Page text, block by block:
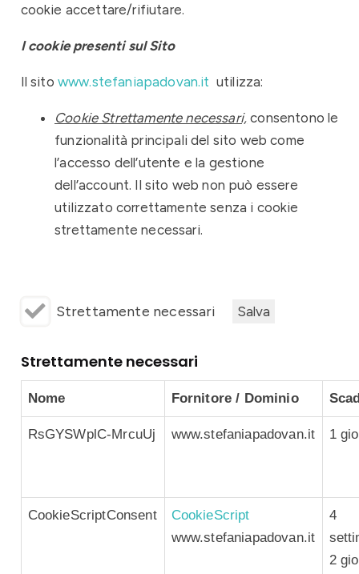
cookie accettare/rifiutare.
I cookie presenti sul Sito
Il sito www.stefaniapadovan.it utilizza:
Cookie Strettamente necessari, consentono le
funzionalità principali del sito web come
l’accesso dell’utente e la gestione
dell’account. Il sito web non può essere
utilizzato correttamente senza i cookie
strettamente necessari.
Strettamente necessari Salva
Strettamente necessari
Nome Fornitore / Dominio
RsGYSWplC-MrcuUj www.stefaniapadovan.it 1
CookieScriptConsent
CookieScript
www.stefaniapadovan.it
4
2